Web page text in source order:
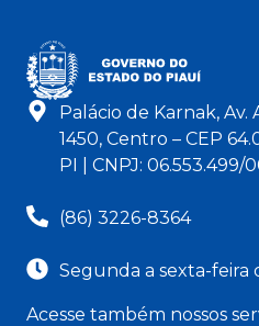
Palácio de Karnak,
1450, Centro – CEP
PI | CNPJ: 06.553.499/
(86) 3226-8364
Segunda a sexta-feira
Acesse também nossos